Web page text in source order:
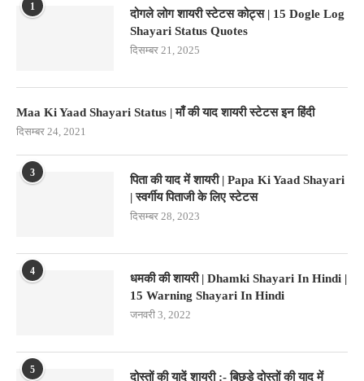
1
दोगले लोग शायरी स्टेटस कोट्स | 15 Dogle Log
Shayari Status Quotes
दिसम्बर 21, 2025
Maa Ki Yaad Shayari Status | माँ की याद शायरी स्टेटस इन हिंदी
दिसम्बर 24, 2021
3
पिता की याद में शायरी | Papa Ki Yaad Shayari
| स्वर्गीय पिताजी के लिए स्टेटस
दिसम्बर 28, 2023
4
धमकी की शायरी | Dhamki Shayari In Hindi |
15 Warning Shayari In Hindi
जनवरी 3, 2022
5
दोस्तों की यादें शायरी :- बिछड़े दोस्तों की याद में